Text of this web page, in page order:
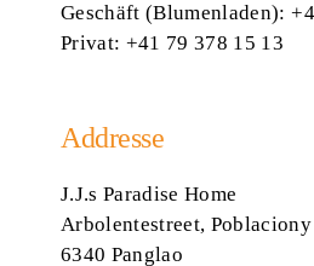
Geschäft (Blumenladen):
Privat: +41 79 378 15 13
Addresse
J.J.s Paradise Home
Arbolentestreet, Poblaciony
6340 Panglao
Wir verwenden Cookies auf